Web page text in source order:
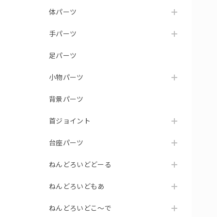
体パーツ
手パーツ
足パーツ
小物パーツ
背景パーツ
首ジョイント
台座パーツ
ねんどろいどどーる
ねんどろいどもあ
ねんどろいどこ～で